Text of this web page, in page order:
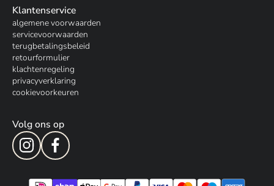
Klantenservice
algemene voorwaarden
servicevoorwaarden
terugbetalingsbeleid
retourformulier
klachtenregeling
privacyverklaring
cookievoorkeuren
Volg ons op